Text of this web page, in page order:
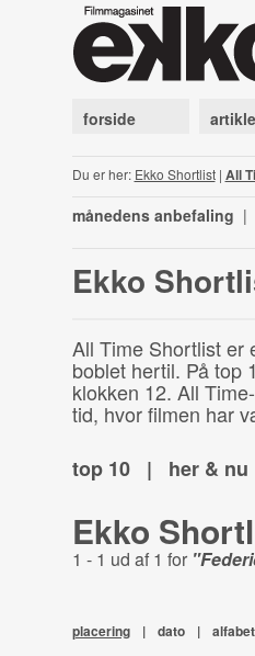
forside
Du er her: Ekko Shortlist| All
månedens anbefaling |
Ekko
All Time Shortlist er
boblet hertil. På top
klokken 12. All
tid, hvor filmen har
top 10
| her & nu
Ekko
1 - 1 ud af 1 for
placering | dato |